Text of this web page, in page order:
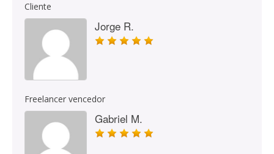
Cliente
Jorge R.
Freelancer vencedor
Gabriel M.